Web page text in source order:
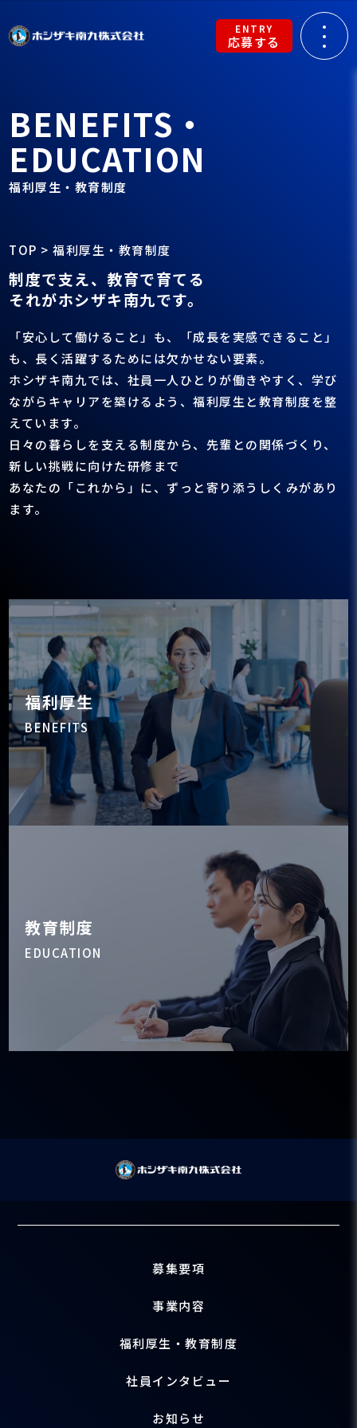
ENTRY
応募する
BENEFITS・
EDUCATION
福利厚生・教育制度
TOP >福利厚生・教育制度
制度で支え、教育で育てる
それがホシザキ南九です。
「安心して働けること」も、「成長を実感できること」
も、長く活躍するためには欠かせない要素。
ホシザキ南九では、社員一人ひとりが働きやすく、学び
ながらキャリアを築けるよう、福利厚生と教育制度を整
えています。
日々の暮らしを支える制度から、先輩との関係づくり、
新しい挑戦に向けた研修まで
あなたの「これから」に、ずっと寄り添うしくみがあり
ます。
福利厚生
BENEFITS
教育制度
EDUCATION
募集要項
事業内容
福利厚生・教育制度
社員インタビュー
お知らせ